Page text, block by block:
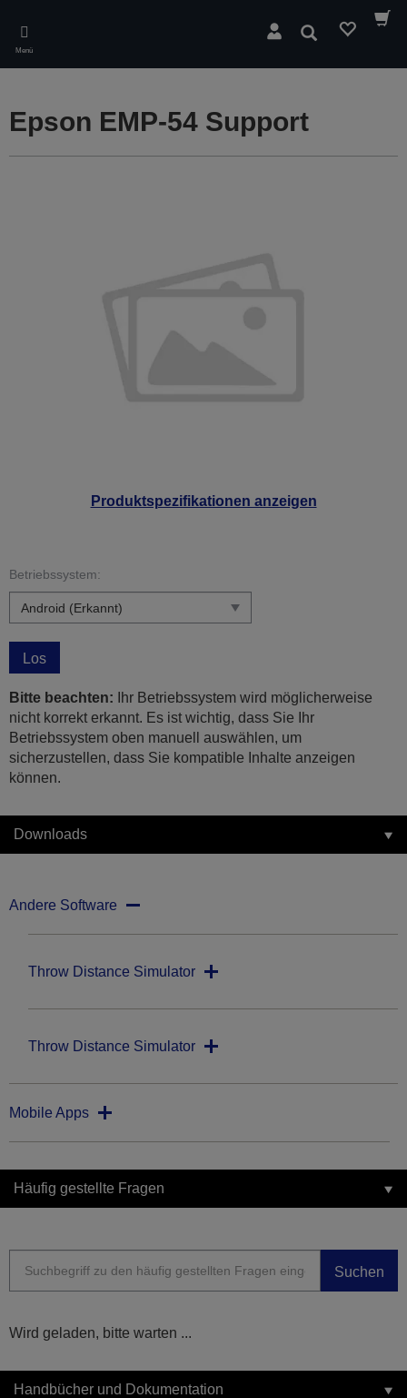
main
content
Menü
Suchen
Produktspezifikationen anzeigen
Epson EMP-54 Support
Betriebssystem:
Los
Bitte beachten: Ihr Betriebssystem wird möglicherweise
nicht korrekt erkannt. Es ist wichtig, dass Sie Ihr
Betriebssystem oben manuell auswählen, um
sicherzustellen, dass Sie kompatible Inhalte anzeigen
können.
Downloads
Andere Software
Throw Distance Simulator
Throw Distance Simulator
Mobile Apps
Häufig gestellte Fragen
Suchen
Wird geladen, bitte warten ...
Handbücher und Dokumentation